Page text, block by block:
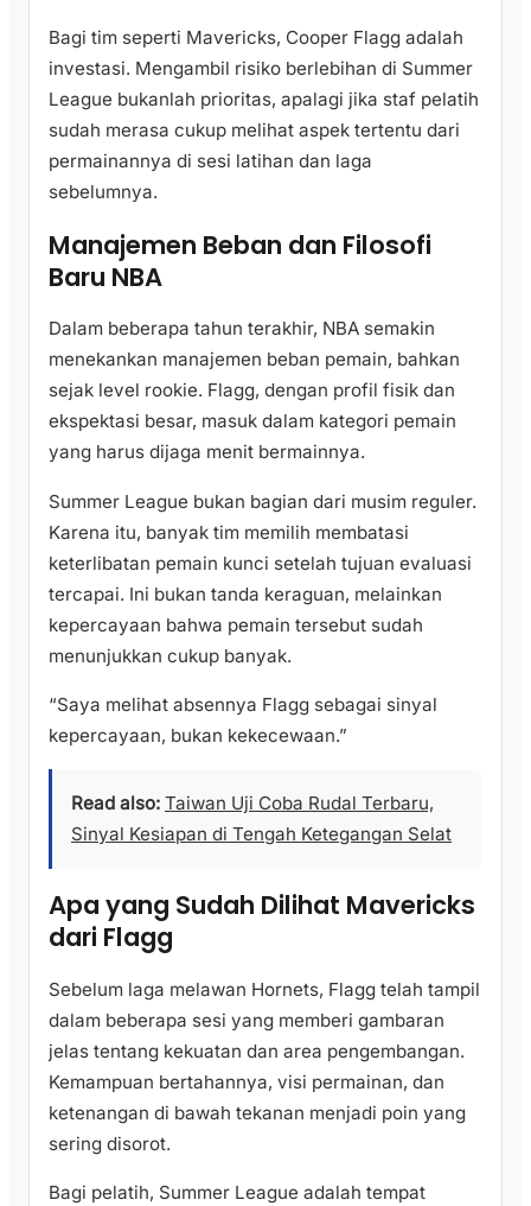
Bagi tim seperti Mavericks, Cooper Flagg adalah
investasi. Mengambil risiko berlebihan di Summer
League bukanlah prioritas, apalagi jika staf pelatih
sudah merasa cukup melihat aspek tertentu dari
permainannya di sesi latihan dan laga
sebelumnya.
Manajemen Beban dan Filosofi
Baru NBA
Dalam beberapa tahun terakhir, NBA semakin
menekankan manajemen beban pemain, bahkan
sejak level rookie. Flagg, dengan profil fisik dan
ekspektasi besar, masuk dalam kategori pemain
yang harus dijaga menit bermainnya.
Summer League bukan bagian dari musim reguler.
Karena itu, banyak tim memilih membatasi
keterlibatan pemain kunci setelah tujuan evaluasi
tercapai. Ini bukan tanda keraguan, melainkan
kepercayaan bahwa pemain tersebut sudah
menunjukkan cukup banyak.
“Saya melihat absennya Flagg sebagai sinyal
kepercayaan, bukan kekecewaan.”
Read also: Taiwan Uji Coba Rudal Terbaru,
Sinyal Kesiapan di Tengah Ketegangan Selat
Apa yang Sudah Dilihat Mavericks
dari Flagg
Sebelum laga melawan Hornets, Flagg telah tampil
dalam beberapa sesi yang memberi gambaran
jelas tentang kekuatan dan area pengembangan.
Kemampuan bertahannya, visi permainan, dan
ketenangan di bawah tekanan menjadi poin yang
sering disorot.
Bagi pelatih, Summer League adalah tempat